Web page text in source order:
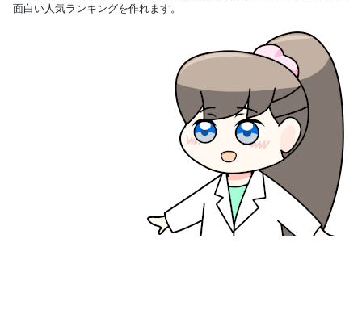
面白い人気ランキングを作れます。